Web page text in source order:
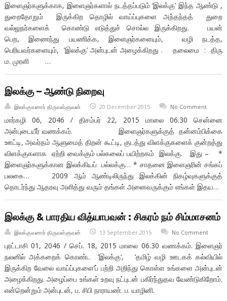
இளைஞர்களுக்காக, இளைஞர்களால் நடத்தப்படும் ‘இலக்கு’ இந்த ஆண்டு ,
துறைதோறும் இருக்கிற தொழில் வாய்ப்புகளை அந்தந்தத் துறை
வல்லுநர்களைக் கொண்டு எடுத்துச் சொல்ல இருக்கிறது. பயன்
பெற, இணைந்து பயணிக்க, இளைஞர்களையும், வழி நடத்த,
பெரியவர்களையும், ‘இலக்கு’ அன்புடன் அழைக்கிறது . தலைமை : திரு
ம. முரளி …
இலக்கு – ஆண்டு நிறைவு
இலக்குவனார் திருவள்ளுவன் 20 December 2015 No Comment
மார்கழி 06, 2046 / திசம்பர் 22, 2015 மாலை 06.30 சென்னை
அன்புடையீர் வணக்கம். இளைஞர்களுக்குத் தன்னம்பிக்கை
ஊட்டி, அவர்தம் ஆளுமைத் திறன் கூட்டி, குடத்து விளக்குகளைக் குன்றத்து
விளக்குகளாக ஏற்றி வைக்கும் பல்கலைப் பயிற்றகம் இலக்கு. இது – *
இளைஞர்களுக்கான இலக்கியப் பல்லக்கு… * சாதனை இளைஞரின் சங்கப்
பலகை… 2009 ஆம் ஆண்டிலிருந்து இலக்கின் நிகழ்வுகளுக்குத்
தொடர்ந்து ஆதரவு அளித்து வரும் தங்கள் அனைவருக்கும் எங்கள் இதய…
இலக்கு & பாரதிய வித்யாபவன் : சிகரம் நம் சிம்மாசனம்
இலக்குவனார் திருவள்ளுவன் 13 September 2015 No Comment
புரட்டாசி 01, 2046 / செப். 18, 2015 மாலை 06.30 வணக்கம். இளைஞர்
நலனில் அக்கறைக் கொண்ட ‘இலக்கு‘, ‘தமிழ் வழி ஊடகக் கல்வியில்
இருக்கிற வேலை வாய்ப்புகளை‘ப் பற்றி அறிந்து கொள்ள உங்களை அன்புடன்
அழைக்கிறது. அழைப்பை உங்கள் உறவு நட்புடன் பகிர்ந்துதவ வேண்டுகிறோம்.
என்றென்றும் அன்புடன், ப. சிபி நாராயண். ப. யாழினி.